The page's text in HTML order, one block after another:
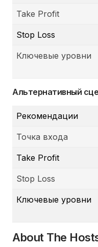
Take Profit
Stop Loss
Ключевые уровни
Альтернативный
Рекомендации
Точка входа
Take Profit
Stop Loss
Ключевые уровни
About The